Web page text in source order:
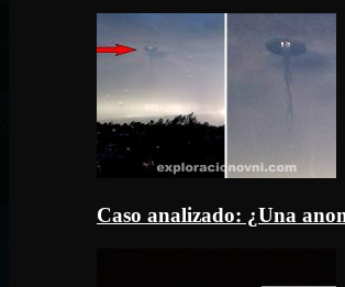
Caso analizado: ¿Una